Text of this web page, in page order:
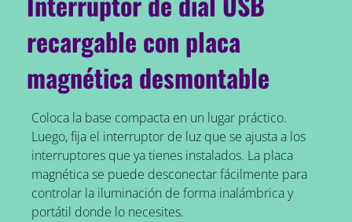
recargable con placa
magnética desmontable
Coloca la base compacta en un lugar práctico.
Luego, fija el interruptor de luz que se ajusta a los
interruptores que ya tienes instalados. La placa
magnética se puede desconectar fácilmente para
controlar la iluminación de forma inalámbrica y
portátil donde lo necesites.